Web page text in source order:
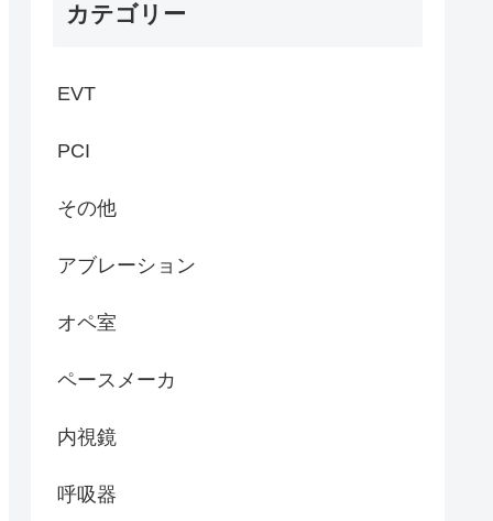
カテゴリー
EVT
PCI
その他
アブレーション
オペ室
ペースメーカ
内視鏡
呼吸器